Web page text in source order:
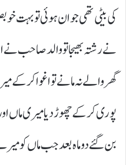
کی بیٹی تھی جوان ہوئی تو بہت
نے رشتہ بھیجا تو والد صاحب نے
گھر والے نہ مانے تو اغوا کر
پوری کر کے چھوڑ دیا میری
بن گئے دو ماہ بعد جب ماں کو